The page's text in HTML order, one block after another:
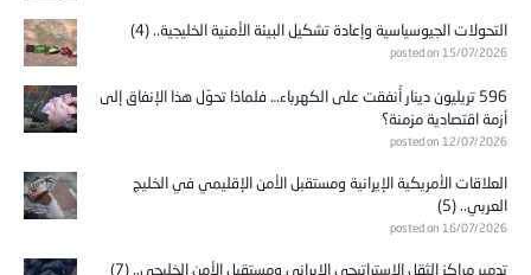
التحولات الجيوسياسية وإعادة تشكيل البيئة الأمنية الخليجية.. (4)
posted on 15/07/2026
596 تريليون دينار أُنفقت على الكهرباء… فلماذا تحوّل هذا الإنفاق إلى
أزمة اقتصادية مزمنة؟
posted on 12/07/2026
العلاقات الأمريكية الإيرانية ومستقبل الأمن الإقليمي في الخليج
العربي.. (5)
posted on 16/07/2026
تدمير مراكز الثقل الاستراتيجي الإيراني ومستقبل الأمن الخليجي.. (7)